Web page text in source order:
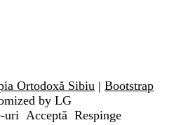
Ortodoxă Sibiu | Bootstrap
by LG
uri Acceptă Respinge